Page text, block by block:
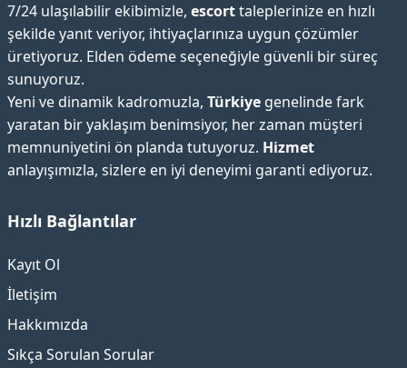
7/24 ulaşılabilir ekibimizle, escorttaleplerinize en hızlı
şekilde yanıt veriyor, ihtiyaçlarınıza uygun çözümler
üretiyoruz. Elden ödeme seçeneğiyle güvenli bir süreç
sunuyoruz.
Yeni ve dinamik kadromuzla, Türkiye genelinde fark
yaratan bir yaklaşım benimsiyor, her zaman müşteri
memnuniyetini ön planda tutuyoruz. Hizmet
anlayışımızla, sizlere en iyi deneyimi garanti ediyoruz.
Hızlı Bağlantılar
Kayıt Ol
İletişim
Hakkımızda
Sıkça Sorulan Sorular